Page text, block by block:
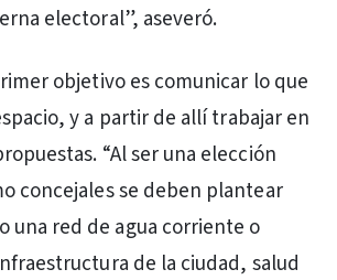
electoral”, aseveró.
objetivo es comunicar lo que
y a partir de allí trabajar en
“Al ser una elección
concejales se deben plantear
una red de agua corriente o
de la ciudad, salud